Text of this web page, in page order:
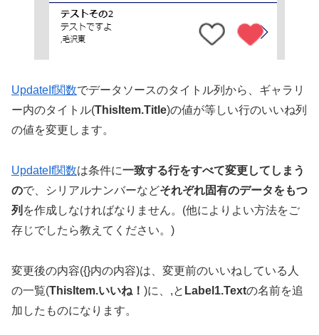
UpdateIf関数でデータソースのタイトル列から、ギャラリ
ー内のタイトル(ThisItem.Title)の値が等しい行のいいね列
の値を変更します。
UpdateIf関数は条件に一致する行をすべて変更してしまう
ので、シリアルナンバーなどそれぞれ固有のデータをもつ
列 を作成しなければなりません。(他によりよい方法をご
存じでしたら教えてください。)
変更後の内容({}内の内容)は、変更前のいいねしている人
の一覧(ThisItem.いいね！ )に、,と Label1.Textの名前を追
加したものになります。